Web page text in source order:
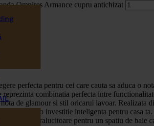
Omnires Armance cupru antichizat
perfecta pentru cei care cauta sa aduca o
reprezinta combinatia perfecta intre
de glamour si stil oricarui lavoar. Realizata
facand-o o investitie inteligenta pentru casa
alegere stralucitoare pentru un spatiu de baie